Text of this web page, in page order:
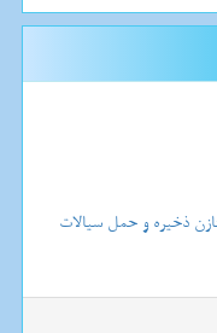
ذخیره و حمل سیالات